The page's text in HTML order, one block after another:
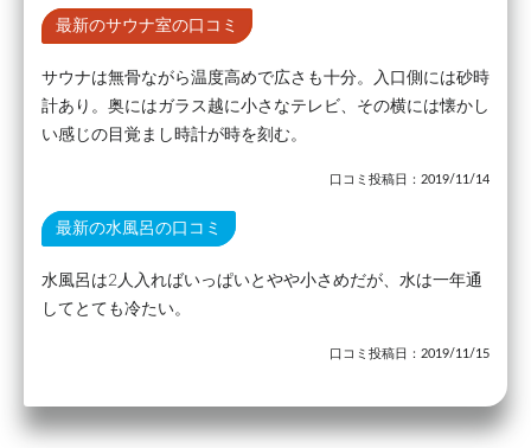
最新のサウナ室の口コミ
サウナは無骨ながら温度高めで広さも十分。入口側には砂時
計あり。奥にはガラス越に小さなテレビ、その横には懐かし
い感じの目覚まし時計が時を刻む。
口コミ投稿日：2019/11/14
最新の水風呂の口コミ
水風呂は2人入ればいっぱいとやや小さめだが、水は一年通
してとても冷たい。
口コミ投稿日：2019/11/15